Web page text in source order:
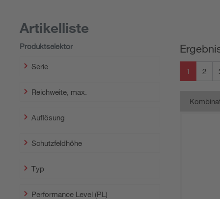
Artikelliste
Produktselektor
Serie
Reichweite, max.
Auflösung
Schutzfeldhöhe
Typ
Performance Level (PL)
1 2